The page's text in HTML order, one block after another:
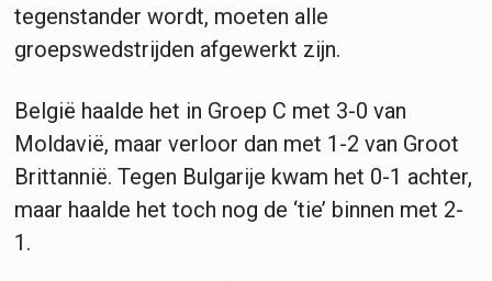
tegenstander wordt, moeten alle
groepswedstrijden afgewerkt zijn.
België haalde het in Groep C met 3-0 van
Moldavië, maar verloor dan met 1-2 van Groot
Brittannië. Tegen Bulgarije kwam het 0-1 achter,
maar haalde het toch nog de ‘tie’ binnen met 2-
1.